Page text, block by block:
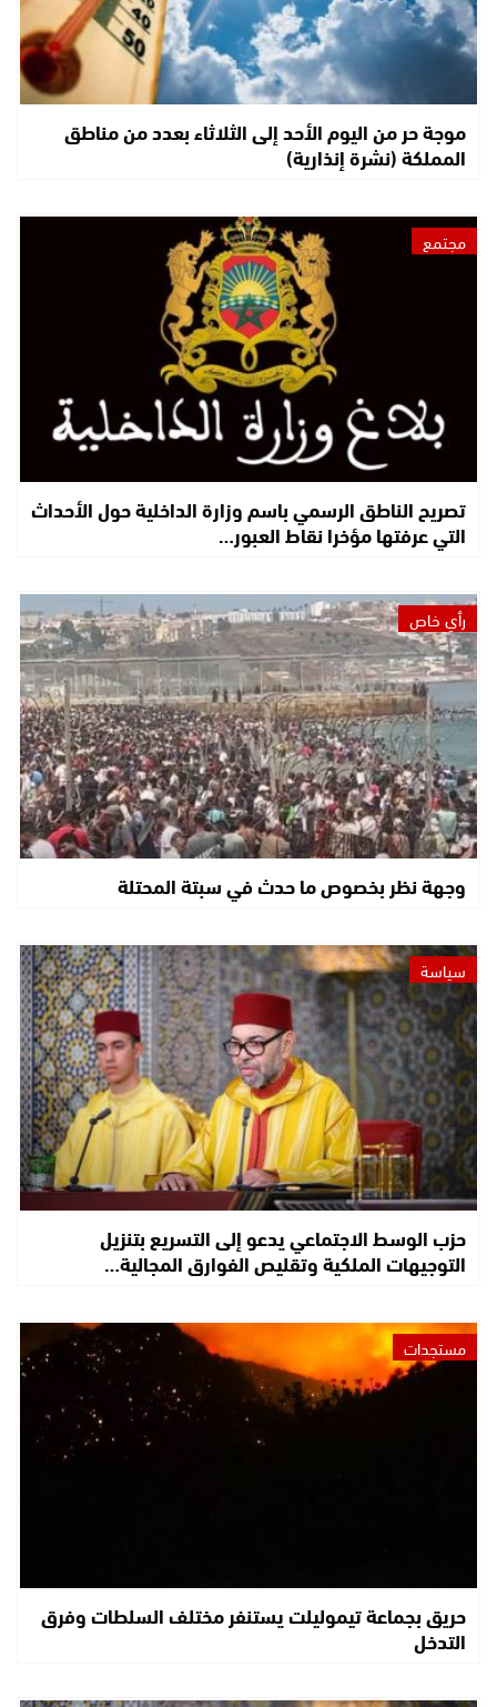
موجة حر من اليوم الأحد إلى الثلاثاء بعدد من مناطق
المملكة (نشرة إنذارية)
مجتمع
تصريح الناطق الرسمي باسم وزارة الداخلية حول الأحداث
التي عرفتها مؤخرا نقاط العبور…
رأي خاص
وجهة نظر بخصوص ما حدث في سبتة المحتلة
سياسة
حزب الوسط الاجتماعي يدعو إلى التسريع بتنزيل
التوجيهات الملكية وتقليص الفوارق المجالية…
مستجدات
حريق بجماعة تيموليلت يستنفر مختلف السلطات وفرق
التدخل